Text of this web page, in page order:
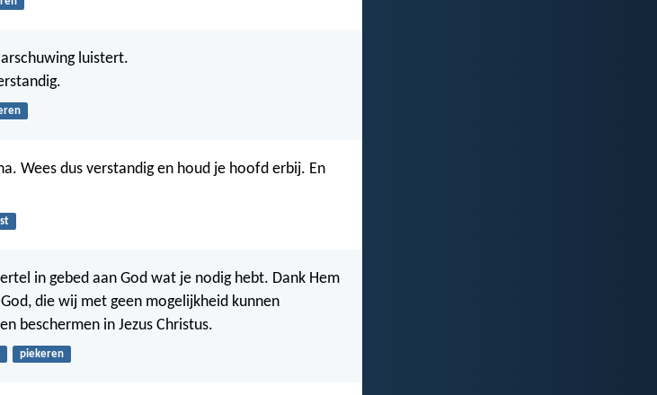
luistert.
Wees dus verstandig en houd je hoofd erbij. En
in gebed aan God wat je nodig hebt. Dank Hem
die wij met geen mogelijkheid kunnen
beschermen in Jezus Christus.
piekeren